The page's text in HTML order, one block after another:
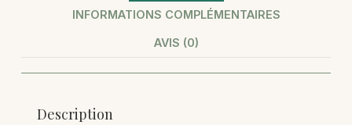
INFORMATIONS COMPLÉMENTAIRES
AVIS (0)
Description